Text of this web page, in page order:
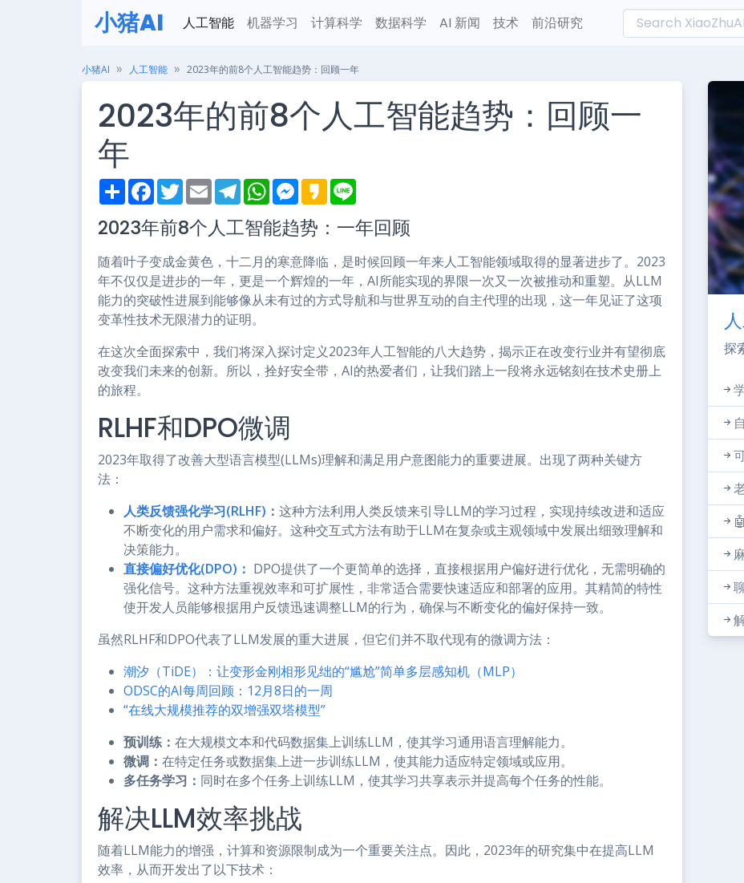
小猪AI 人工智能 机器学习 计算科学 数据科学 AI 新闻 技术 前沿研究
小猪AI 人工智能 2023年的前8个人工智能趋势：回顾一年
2023年的前8个人工智能趋势：回顾一
年
S
h
r
e
F
a
e
b
o
k
T
w
t
t
r
E
m
l
T
e
e
g
a
m
W
h
t
s
p
M
e
s
e
g
e
r
K
a
a
o
e
2023年前8个人工智能趋势：一年回顾
随着叶子变成金黄色，十二月的寒意降临，是时候回顾一年来人工智能领域取得的显著进步了。2023
年不仅仅是进步的一年，更是一个辉煌的一年，AI所能实现的界限一次又一次被推动和重塑。从LLM
能力的突破性进展到能够像从未有过的方式导航和与世界互动的自主代理的出现，这一年见证了这项
变革性技术无限潜力的证明。
在这次全面探索中，我们将深入探讨定义2023年人工智能的八大趋势，揭示正在改变行业并有望彻底
改变我们未来的创新。所以，拴好安全带，AI的热爱者们，让我们踏上一段将永远铭刻在技术史册上
的旅程。
RLHF和DPO微调
2023年取得了改善大型语言模型(LLMs)理解和满足用户意图能力的重要进展。出现了两种关键方
法：
人类反馈强化学习(RLHF) ： 这种方法利用人类反馈来引导LLM的学习过程，实现持续改进和适应
不断变化的用户需求和偏好。这种交互式方法有助于LLM在复杂或主观领域中发展出细致理解和
决策能力。
直接偏好优化(DPO)： DPO提供了一个更简单的选择，直接根据用户偏好进行优化，无需明确的
强化信号。这种方法重视效率和可扩展性，非常适合需要快速适应和部署的应用。其精简的特性
使开发人员能够根据用户反馈迅速调整LLM的行为，确保与不断变化的偏好保持一致。
虽然RLHF和DPO代表了LLM发展的重大进展，但它们并不取代现有的微调方法：
潮汐（TiDE）：让变形金刚相形见绌的“尴尬”简单多层感知机（MLP）
ODSC的AI每周回顾：12月8日的一周
“在线大规模推荐的双增强双塔模型”
预训练： 在大规模文本和代码数据集上训练LLM，使其学习通用语言理解能力。
微调： 在特定任务或数据集上进一步训练LLM，使其能力适应特定领域或应用。
多任务学习： 同时在多个任务上训练LLM，使其学习共享表示并提高每个任务的性能。
解决LLM效率挑战
随着LLM能力的增强，计算和资源限制成为一个重要关注点。因此，2023年的研究集中在提高LLM
效率，从而开发出了以下技术：
探